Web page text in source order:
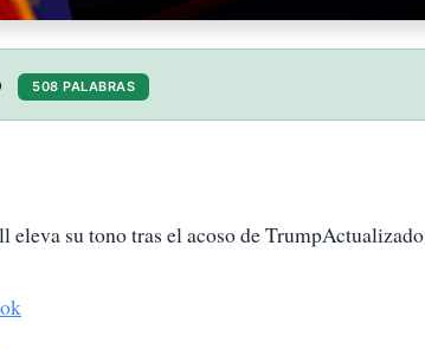
508 PALABRAS
su tono tras el acoso de TrumpActualizado